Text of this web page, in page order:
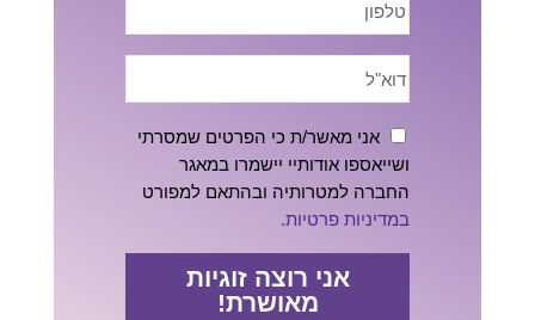
אני מאשר/ת כי הפרטים שמסרתי
ושייאספו אודותיי יישמרו במאגר
החברה למטרותיה ובהתאם למפורט
במדיניות פרטיות.
אני רוצה זוגיות
מאושרת!